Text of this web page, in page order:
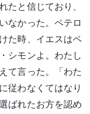
たと信じており、
なかった。ペテロ
た時、イエスはペ
シモンよ。わたし
て言った。「わた
従わなくてはなり
ばれたお方を認め